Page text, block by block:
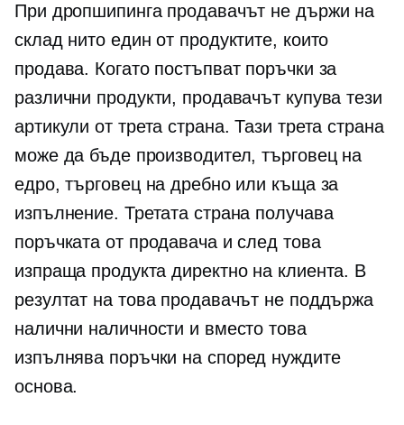
При дропшипинга продавачът не държи на
склад нито един от продуктите, които
продава. Когато постъпват поръчки за
различни продукти, продавачът купува тези
артикули от трета страна. Тази трета страна
може да бъде производител, търговец на
едро, търговец на дребно или къща за
изпълнение. Третата страна получава
поръчката от продавача и след това
изпраща продукта директно на клиента. В
резултат на това продавачът не поддържа
налични наличности и вместо това
изпълнява поръчки на според нуждите
основа.